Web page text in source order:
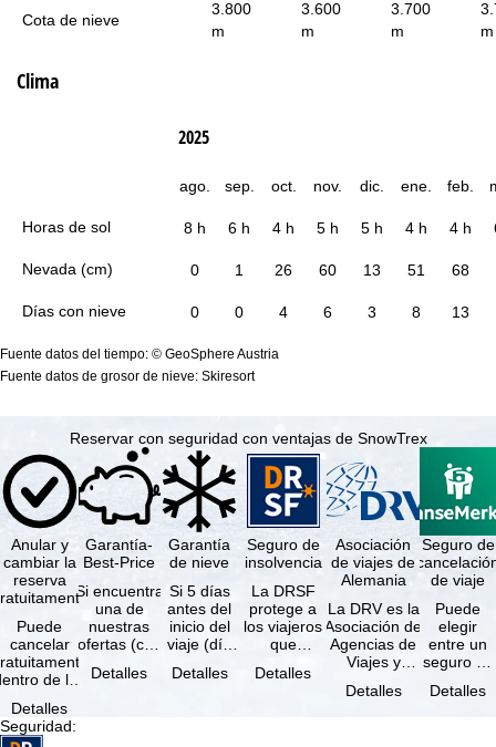
Cota de nieve
3.800
m
3.600
m
3.700
m
m
Clima
Horas de sol
Nevada (cm)
Días con nieve
2025
ago. sep. oct. nov. dic. ene. feb.
8 h 6 h 4 h 5 h 5 h 4 h 4 h
0 1 26 60 13 51 68
0 0 4 6 3 8 13
Fuente datos del tiempo: © GeoSphere Austria
Fuente datos de grosor de nieve: Skiresort
Reservar con seguridad con ventajas de SnowTrex
Anular y
cambiar la
reserva
Puede
cancelar
de los
a
reserva, …
Detalles
Garantía-
Best-Price
Si encuentra
una de
nuestras
ofertas (con
prestaciones
Detalles
Garantía
de nieve
Si 5 días
antes del
inicio del
viaje (día
ninguna de
Detalles
Seguro de
insolvencia
La DRSF
protege a
los viajeros
que
viaje
Detalles
Asociación
de viajes de
Alemania
La DRV es la
Asociación de
Agencias de
Viajes y
más grande
Detalles
Seguro de
de viaje
Puede
elegir
entre un
seguro de
de viaje
Detalles
Seguridad: